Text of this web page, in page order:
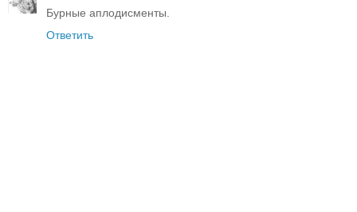
Бурные аплодисменты.
Ответить